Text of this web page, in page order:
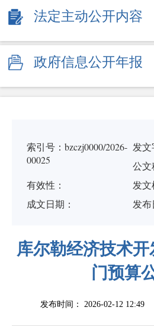
法定主动公开内容
政府信息公开年报
索引号：bzczj0000/2026-
00025
发文
公文
有效性：
发文
成文日期：
发布
库尔勒经济技术开
门预算
发布时间： 2026-02-12 12:49